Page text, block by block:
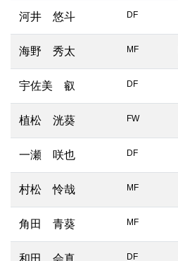
河井 悠斗 DF
海野 秀太 MF
宇佐美 叡 DF
植松 洸葵 FW
一瀬 咲也 DF
村松 怜哉 MF
角田 青葵 MF
DF